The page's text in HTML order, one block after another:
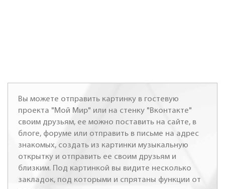
Вы можете отправить картинку в гостевую
проекта "Мой Мир" или на стенку "Вконтакте"
своим друзьям, ее можно поставить на сайте, в
блоге, форуме или отправить в письме на адрес
знакомых, создать из картинки музыкальную
открытку и отправить ее своим друзьям и
близким. Под картинкой вы видите несколько
закладок, под которыми и спрятаны функции от